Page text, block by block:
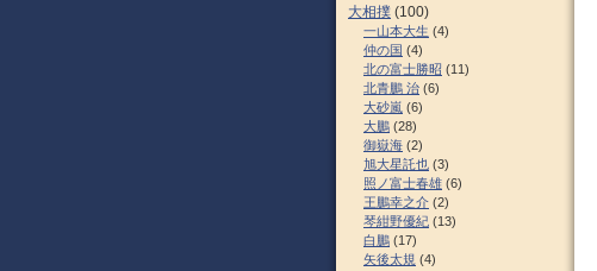
大相撲 (100)
一山本大生 (4)
仲の国 (4)
北の富士勝昭 (11)
北青鵬 治 (6)
大砂嵐 (6)
大鵬 (28)
御嶽海 (2)
旭大星託也 (3)
照ノ富士春雄 (6)
王鵬幸之介 (2)
琴紺野優紀 (13)
白鵬 (17)
矢後太規 (4)